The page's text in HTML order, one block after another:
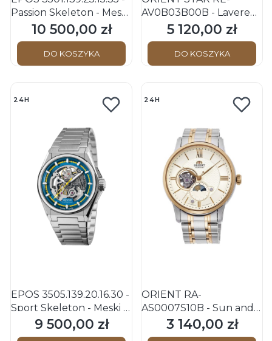
Passion Skeleton - Męski
- Zegarek mechaniczny
na bransolecie
Cena
10 500,00 zł
DO KOSZYKA
AV0B03B00B - Layered
Skeleton - Męski -
Zegarek mechaniczny
Cena
5 120,00 zł
DO KOSZYKA
24H
EPOS 3505.139.20.16.30 -
Sport Skeleton - Męski -
Zegarek na bransolecie
Cena
9 500,00 zł
24H
ORIENT RA-
AS0007S10B - Sun and
Moon Automatic Open
Heart - Męski - Zegarek
Cena
3 140,00 zł